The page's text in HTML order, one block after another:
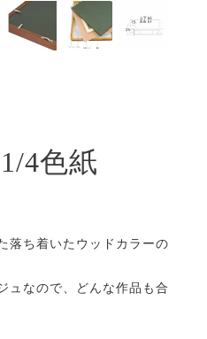
4色紙
落ち着いたウッドカラーの
ュなので、どんな作品も合